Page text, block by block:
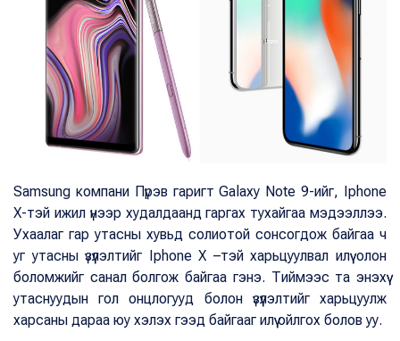
Samsung компани Пүрэв гаригт Galaxy Note 9-ийг, Iphone
X-тэй ижил үнээр худалдаанд гаргах тухайгаа мэдээллээ.
Ухаалаг гар утасны хувьд солиотой сонсогдож байгаа ч
уг утасны үзүүлэлтийг Iphone X –тэй харьцуулвал илүү олон
боломжийг санал болгож байгаа гэнэ. Тиймээс та энэхүү
утаснуудын гол онцлогууд болон үзүүлэлтийг харьцуулж
харсаны дараа юу хэлэх гээд байгааг илүү ойлгох болов уу.